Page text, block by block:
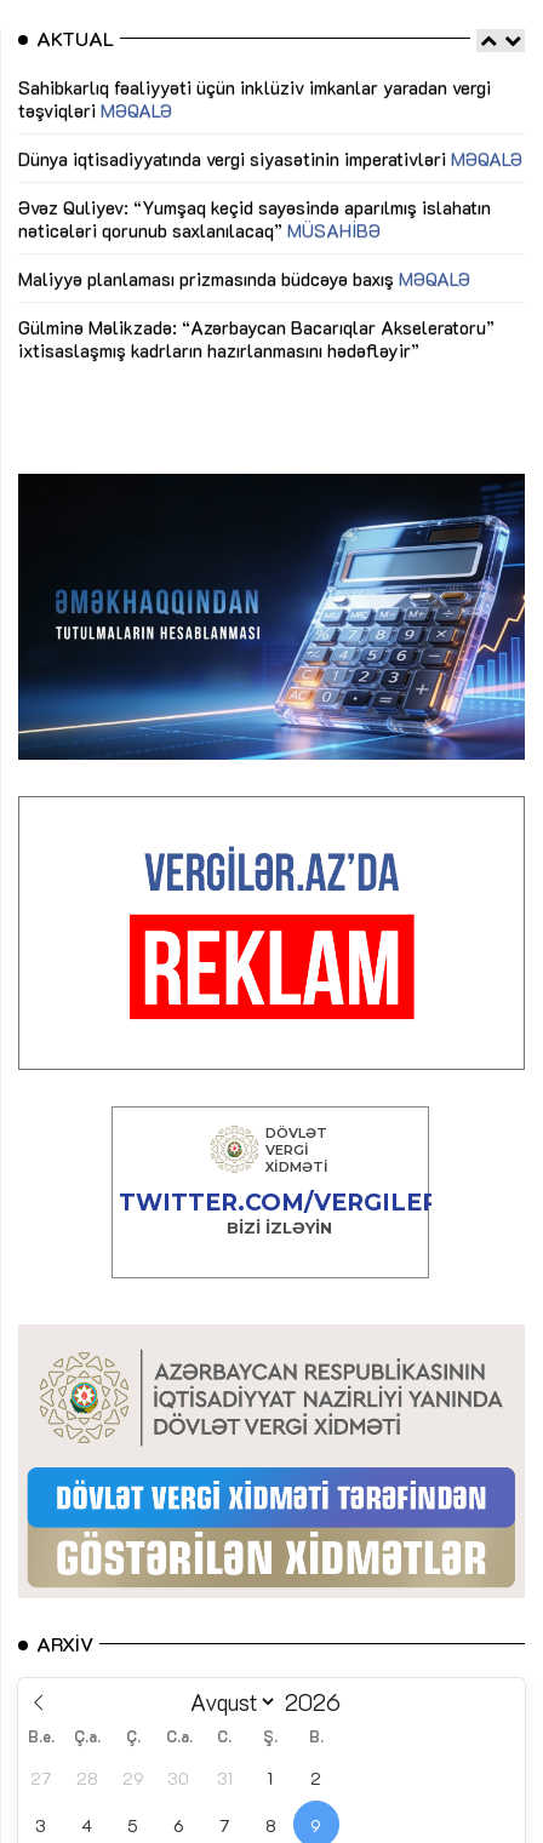
AKTUAL
Sahibkarlıq fəaliyyəti üçün inklüziv imkanlar yaradan vergi
təşviqləri MƏQALƏ
Dünya iqtisadiyyatında vergi siyasətinin imperativləri MƏQALƏ
Əvəz Quliyev: “Yumşaq keçid sayəsində aparılmış islahatın
nəticələri qorunub saxlanılacaq” MÜSAHİBƏ
Maliyyə planlaması prizmasında büdcəyə baxış MƏQALƏ
Gülminə Məlikzadə: “Azərbaycan Bacarıqlar Akseleratoru”
ixtisaslaşmış kadrların hazırlanmasını hədəfləyir”
ARXIV
B.e. Ç.a. Ç. C.a. C. Ş. B.
27 28 29 30 31 1 2
3 4 5 6 7 8 9